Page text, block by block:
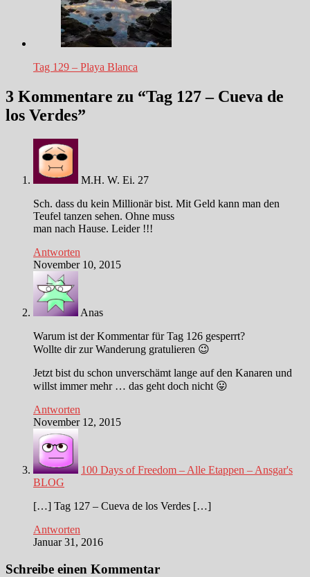
Tag 129 – Playa Blanca
3 Kommentare zu “Tag 127 – Cueva de
los Verdes”
M.H. W. Ei. 27
Sch. dass du kein Millionär bist. Mit Geld kann man den
Teufel tanzen sehen. Ohne muss
man nach Hause. Leider !!!
Antworten
November 10, 2015
Anas
Warum ist der Kommentar für Tag 126 gesperrt?
Wollte dir zur Wanderung gratulieren 😉
Jetzt bist du schon unverschämt lange auf den Kanaren und
willst immer mehr … das geht doch nicht 😛
Antworten
November 12, 2015
100 Days of Freedom – Alle Etappen – Ansgar's
BLOG
[…] Tag 127 – Cueva de los Verdes […]
Antworten
Januar 31, 2016
Schreibe einen Kommentar